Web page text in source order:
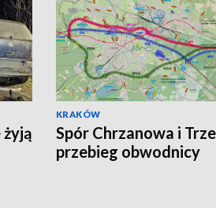
żyją
KRAKÓW
Spór Chrzanowa i
przebieg obwodnicy